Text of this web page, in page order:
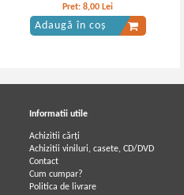
Pret:8,00 Lei
Adaugă în coș
Informatii utile
Achizitii cărți
Achizitii viniluri, casete, CD/DVD
Contact
Cum cumpar?
Politica de livrare